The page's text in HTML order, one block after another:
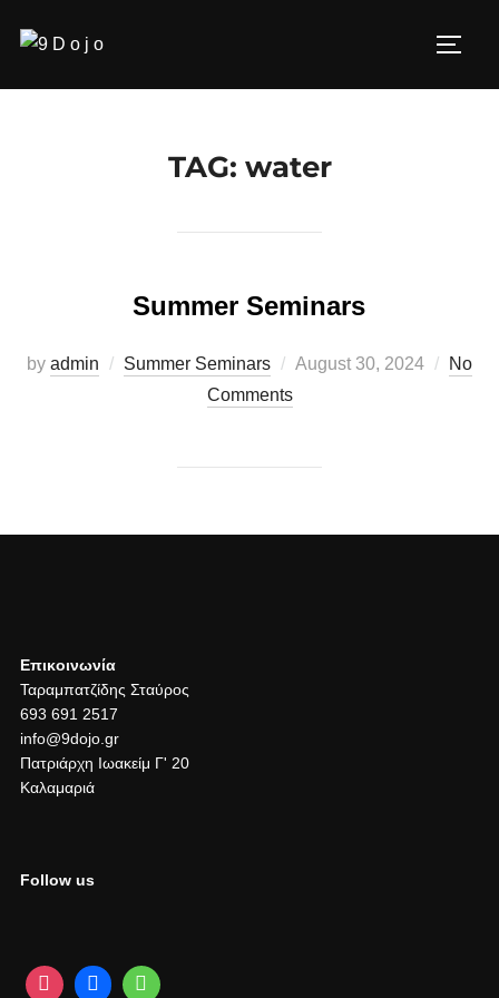
TAG: water
Summer Seminars
by admin Summer Seminars
Posted
August 30, 2024
No
Comments
Επικοινωνία
Ταραμπατζίδης Σταύρος
693 691 2517
info@9dojo.gr
Πατριάρχη Ιωακείμ Γ' 20
Καλαμαριά
Follow us